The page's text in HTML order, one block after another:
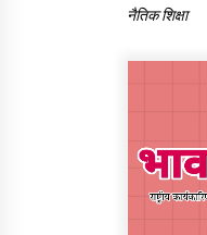
नैतिक शिक्षा